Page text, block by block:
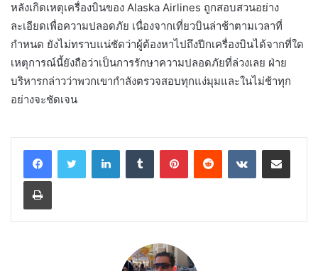
หลังเกิดเหตุเครื่องบินของ Alaska Airlines ถูกสอบสวนอย่าง
ละเอียดเพื่อความปลอดภัย เนื่องจากเที่ยวบินล่าช้าตามเวลาที่
กำหนด ยังไม่ทราบแน่ชัดว่าผู้ต้องหาไปถึงปีกเครื่องบินได้จากที่ใด
เหตุการณ์นี้ยังถือว่าเป็นการรักษาความปลอดภัยที่ล่วงเลย ฝ่าย
บริหารกล่าวว่าพวกเขากำลังตรวจสอบทุกแง่มุมและในไม่ช้าทุก
อย่างจะชัดเจน
LinkedInTumblr PinterestReddit VKontakteShare via Email
Print